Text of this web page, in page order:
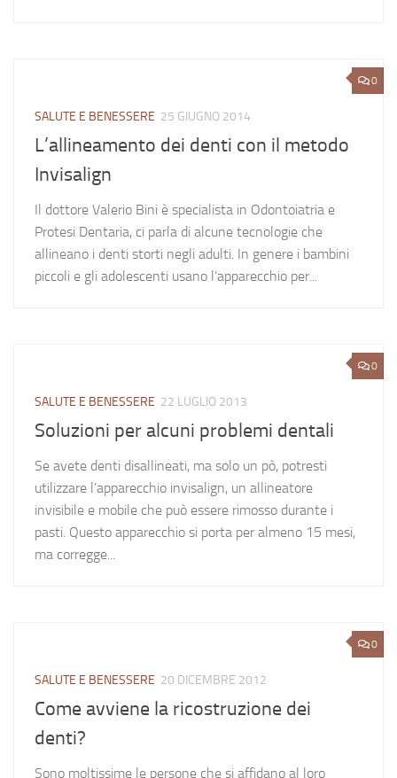
0
SALUTE E BENESSERE 25 GIUGNO 2014
L’allineamento dei denti con il metodo
Invisalign
Il dottore Valerio Bini è specialista in Odontoiatria e
Protesi Dentaria, ci parla di alcune tecnologie che
allineano i denti storti negli adulti. In genere i bambini
piccoli e gli adolescenti usano l’apparecchio per...
0
SALUTE E BENESSERE 22 LUGLIO 2013
Soluzioni per alcuni problemi dentali
Se avete denti disallineati, ma solo un pò, potresti
utilizzare l’apparecchio invisalign, un allineatore
invisibile e mobile che può essere rimosso durante i
pasti. Questo apparecchio si porta per almeno 15 mesi,
ma corregge...
0
SALUTE E BENESSERE 20 DICEMBRE 2012
Come avviene la ricostruzione dei
denti?
Sono moltissime le persone che si affidano al loro